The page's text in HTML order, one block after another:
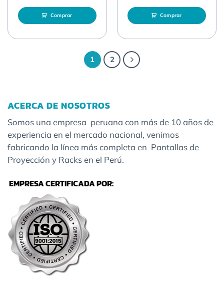
Comprar Comprar
1 2
ACERCA DE NOSOTROS
Somos una empresa peruana con más de 10 años de
experiencia en el mercado nacional, venimos
fabricando la línea más completa en Pantallas de
Proyección y Racks en el Perú.
EMPRESA CERTIFICADA POR: